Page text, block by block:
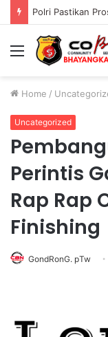
Menu
Home /
Uncategorized
Perintis
Rap Rap
Finishing
GondRonG. pTw